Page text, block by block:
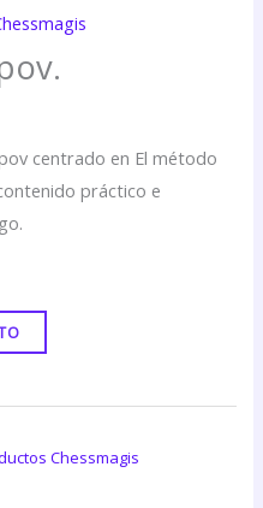
centrado en El método
práctico e
Chessmagis